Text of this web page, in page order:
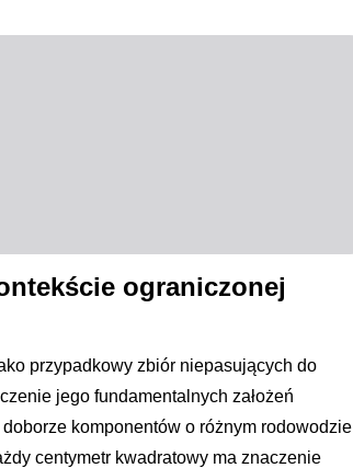
ograniczonej
przypadkowy zbiór niepasujących do
jego fundamentalnych założeń
komponentów o różnym rodowodzie
centymetr kwadratowy ma znaczenie